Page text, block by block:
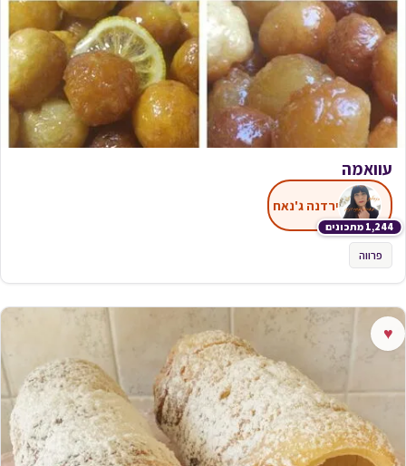
עוואמה
1,244 מתכונים
ירדנה ג'נאח
פרווה
♥